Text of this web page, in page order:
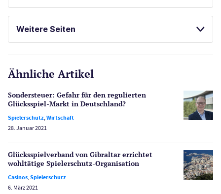
Gesetzgebung
Lotterie
Poker
Schlagzeilen
Spiele
Weitere Seiten
CasinoOnline.de
PayPal Casinos
Merkur Casinos
Ähnliche Artikel
Sondersteuer: Gefahr für den regulierten
Glücksspiel-Markt in Deutschland?
Spielerschutz,Wirtschaft
28. Januar 2021
Glücksspiel­verband von Gibraltar errichtet
wohltätige Spielerschutz-Organisation
Casinos,Spielerschutz
6. März 2021